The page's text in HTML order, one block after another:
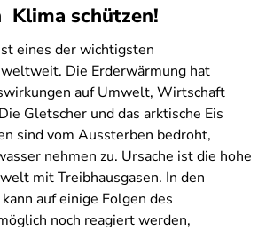
Klima schützen!
eines der wichtigsten
Die Erderwärmung hat
auf Umwelt, Wirtschaft
Gletscher und das arktische Eis
sind vom Aussterben bedroht,
nehmen zu. Ursache ist die hohe
mit Treibhausgasen. In den
auf einige Folgen des
noch reagiert werden,